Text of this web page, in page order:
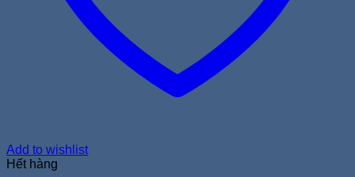
Add to wishlist
Hết hàng